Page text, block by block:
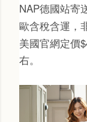
NAP德國站寄
歐含稅含運，
美國官網定價
右。